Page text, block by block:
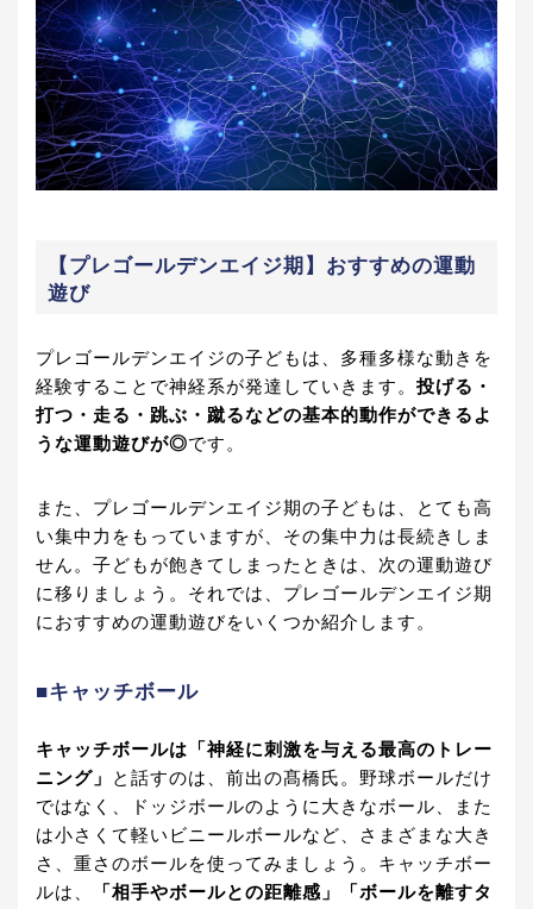
【プレゴールデンエイジ期】おすすめの運動
遊び
プレゴールデンエイジの子どもは、多種多様な動きを
経験することで神経系が発達していきます。 投げる・
打つ・走る・跳ぶ・蹴るなどの基本的動作ができるよ
うな運動遊びが◎です。
また、プレゴールデンエイジ期の子どもは、とても高
い集中力をもっていますが、その集中力は長続きしま
せん。子どもが飽きてしまったときは、次の運動遊び
に移りましょう。それでは、プレゴールデンエイジ期
におすすめの運動遊びをいくつか紹介します。
■キャッチボール
キャッチボールは「神経に刺激を与える最高のトレー
ニング」
と話すのは、前出の髙橋氏。野球ボールだけ
ではなく、ドッジボールのように大きなボール、また
は小さくて軽いビニールボールなど、さまざまな大き
さ、重さのボールを使ってみましょう。キャッチボー
ルは、
「相手やボールとの距離感」「ボールを離すタ